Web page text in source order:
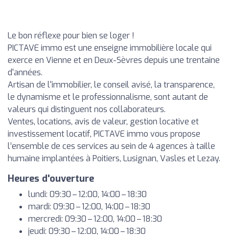
Le bon réflexe pour bien se loger !
PICTAVE immo est une enseigne immobilière locale qui
exerce en Vienne et en Deux-Sèvres depuis une trentaine
d'années.
Artisan de l'immobilier, le conseil avisé, la transparence,
le dynamisme et le professionnalisme, sont autant de
valeurs qui distinguent nos collaborateurs.
Ventes, locations, avis de valeur, gestion locative et
investissement locatif, PICTAVE immo vous propose
l’ensemble de ces services au sein de 4 agences à taille
humaine implantées à Poitiers, Lusignan, Vasles et Lezay.
Heures d'ouverture
lundi: 09:30 – 12:00, 14:00 – 18:30
mardi: 09:30 – 12:00, 14:00 – 18:30
mercredi: 09:30 – 12:00, 14:00 – 18:30
jeudi: 09:30 – 12:00, 14:00 – 18:30